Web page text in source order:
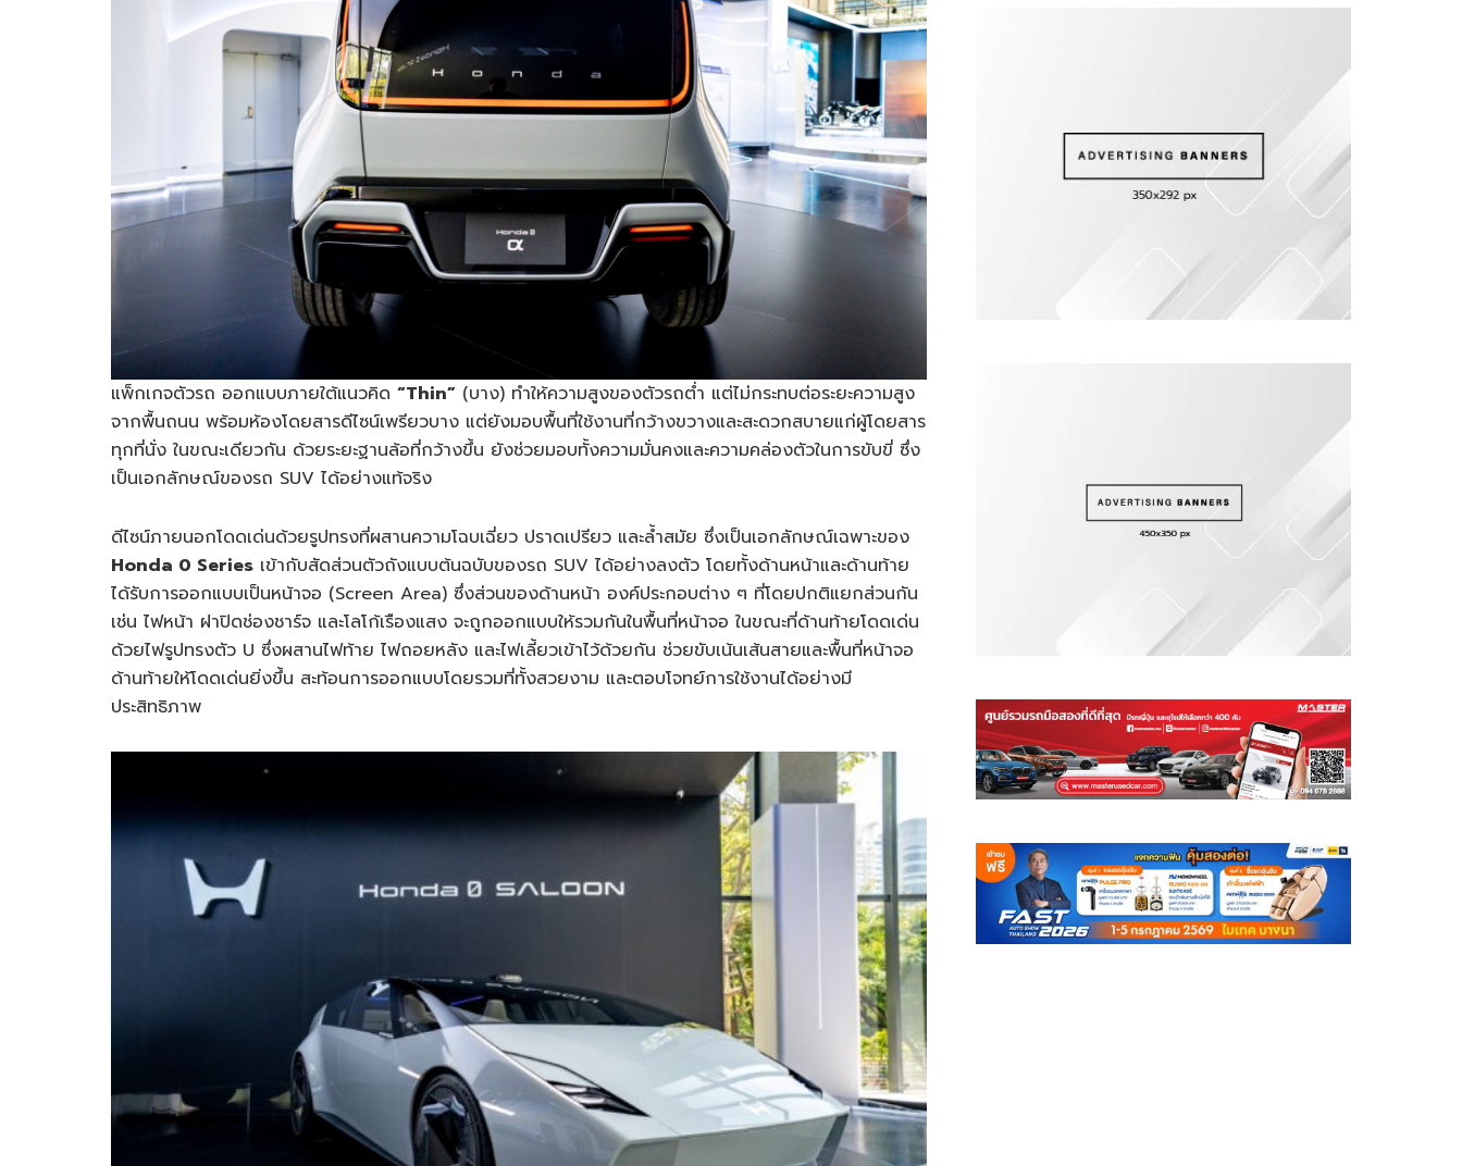
แพ็กเกจตัวรถ ออกแบบภายใต้แนวคิด “Thin” (บาง) ทำให้ความสูงของตัวรถต่ำ แต่ไม่กระทบต่อระยะความสูง
จากพื้นถนน พร้อมห้องโดยสารดีไซน์เพรียวบาง แต่ยังมอบพื้นที่ใช้งานที่กว้างขวางและสะดวกสบายแก่ผู้โดยสาร
ทุกที่นั่ง ในขณะเดียวกัน ด้วยระยะฐานล้อที่กว้างขึ้น ยังช่วยมอบทั้งความมั่นคงและความคล่องตัวในการขับขี่ ซึ่ง
เป็นเอกลักษณ์ของรถ SUV ได้อย่างแท้จริง
ดีไซน์ภายนอกโดดเด่นด้วยรูปทรงที่ผสานความโฉบเฉี่ยว ปราดเปรียว และล้ำสมัย ซึ่งเป็นเอกลักษณ์เฉพาะของ
Honda 0 Series เข้ากับสัดส่วนตัวถังแบบต้นฉบับของรถ SUV ได้อย่างลงตัว โดยทั้งด้านหน้าและด้านท้าย
ได้รับการออกแบบเป็นหน้าจอ (Screen Area) ซึ่งส่วนของด้านหน้า องค์ประกอบต่าง ๆ ที่โดยปกติแยกส่วนกัน
เช่น ไฟหน้า ฝาปิดช่องชาร์จ และโลโก้เรืองแสง จะถูกออกแบบให้รวมกันในพื้นที่หน้าจอ ในขณะที่ด้านท้ายโดดเด่น
ด้วยไฟรูปทรงตัว U ซึ่งผสานไฟท้าย ไฟถอยหลัง และไฟเลี้ยวเข้าไว้ด้วยกัน ช่วยขับเน้นเส้นสายและพื้นที่หน้าจอ
ด้านท้ายให้โดดเด่นยิ่งขึ้น สะท้อนการออกแบบโดยรวมที่ทั้งสวยงาม และตอบโจทย์การใช้งานได้อย่างมี
ประสิทธิภาพ